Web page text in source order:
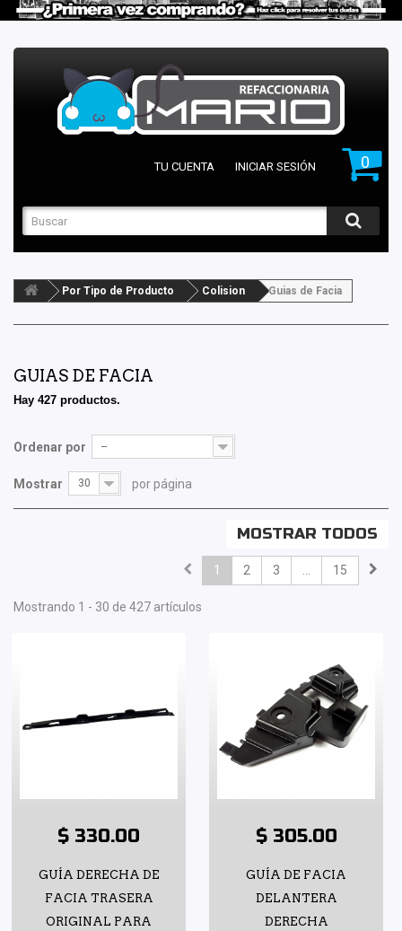
0
TU CUENTA INICIAR SESIÓN
Por Tipo de Producto Colision Guias de Facia
GUIAS DE FACIA
Hay 427 productos.
Ordenar por --
Mostrar 30 por página
MOSTRAR TODOS
1 2 3 ... 15
Mostrando 1 - 30 de 427 artículos
$ 330.00
GUÍA DERECHA DE
FACIA TRASERA
ORIGINAL PARA
$ 305.00
GUÍA DE FACIA
DELANTERA
DERECHA